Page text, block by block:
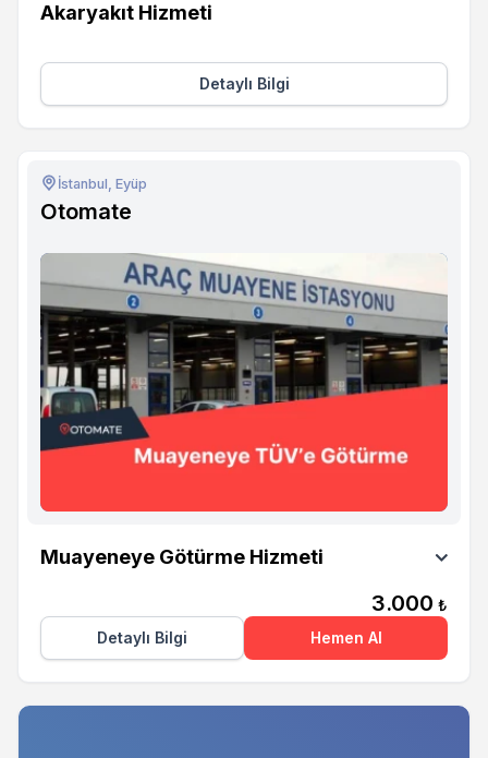
Akaryakıt Hizmeti
Detaylı Bilgi
İstanbul, Eyüp
Otomate
Muayeneye Götürme Hizmeti
3.000 ₺
Detaylı Bilgi
Hemen Al